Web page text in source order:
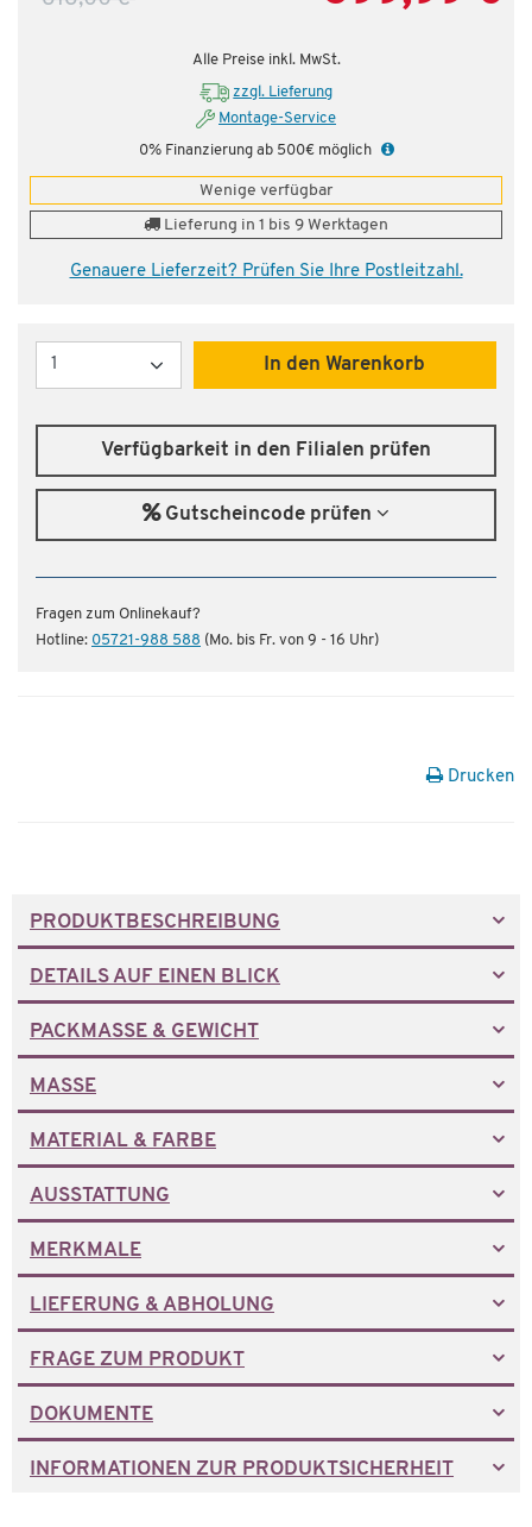
Alle Preise inkl. MwSt.
zzgl. Lieferung
Montage-Service
0% Finanzierung ab 500€ möglich
Wenige verfügbar
Lieferung in 1 bis 9 Werktagen
Genauere Lieferzeit? Prüfen Sie Ihre Postleitzahl.
Menge
In den Warenkorb
Verfügbarkeit in den Filialen prüfen
Gutscheincode prüfen
Fragen zum Onlinekauf?
Hotline: 05721-988 588 (Mo. bis Fr. von 9 - 16 Uhr)
Drucken
PRODUKTBESCHREIBUNG
DETAILS AUF EINEN BLICK
PACKMASSE & GEWICHT
MASSE
MATERIAL & FARBE
AUSSTATTUNG
MERKMALE
LIEFERUNG & ABHOLUNG
FRAGE ZUM PRODUKT
DOKUMENTE
INFORMATIONEN ZUR PRODUKTSICHERHEIT